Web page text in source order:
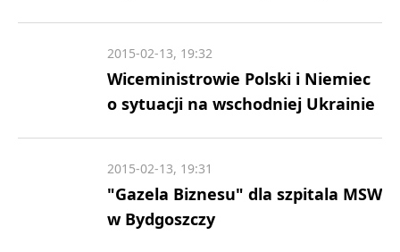
Wiceministrowie Polski i Niemiec
o sytuacji na wschodniej Ukrainie
2015-02-13, 19:32
"Gazela Biznesu" dla szpitala MSW
w Bydgoszczy
2015-02-13, 19:31